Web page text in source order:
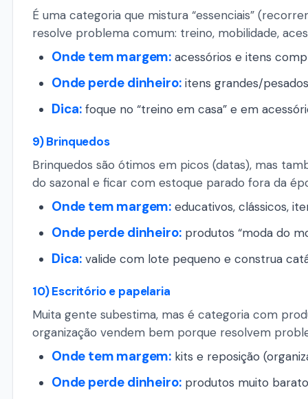
É uma categoria que mistura “essenciais”
resolve problema comum: treino, mobilidade,
Onde tem margem:acessórios e itens
Onde perde dinheiro: itens grandes/
Dica: foque no “treino em casa” e em
9) Brinquedos
Brinquedos são ótimos em picos (datas), mas
do sazonal e ficar com estoque parado fora da
Onde tem margem:educativos, clássicos,
Onde perde dinheiro: produtos “moda do
Dica: valide com lote pequeno e construa
10) Escritório e papelaria
Muita gente subestima, mas é categoria com
organização vendem bem porque resolvem
Onde tem margem:kits e reposição
Onde perde dinheiro: produtos muito